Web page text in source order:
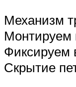
Механизм
Фиксируем
Скрытие